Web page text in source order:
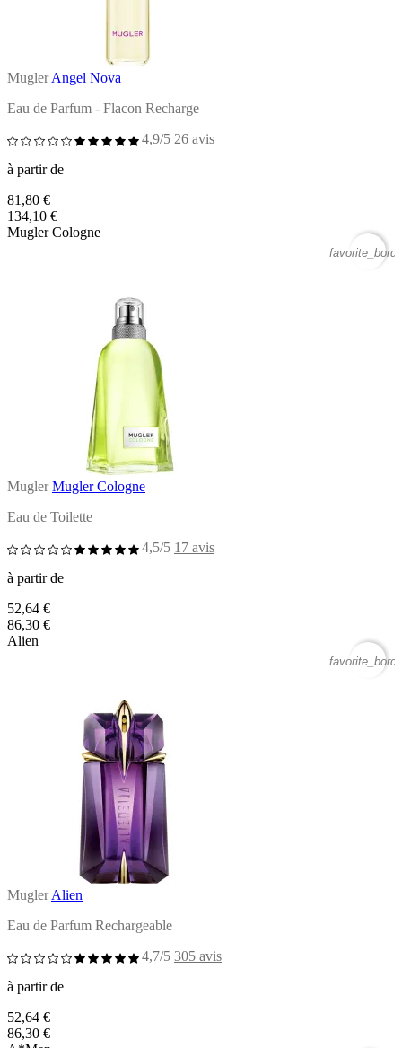
Mugler Angel Nova
Eau de Parfum - Flacon Recharge
4,9/5 26 avis
à partir de
81,80 €
134,10 €
Mugler Cologne
Mugler Mugler Cologne
Eau de Toilette
4,5/5 17 avis
à partir de
52,64 €
86,30 €
Alien
Mugler Alien
Eau de Parfum Rechargeable
4,7/5 305 avis
à partir de
52,64 €
86,30 €